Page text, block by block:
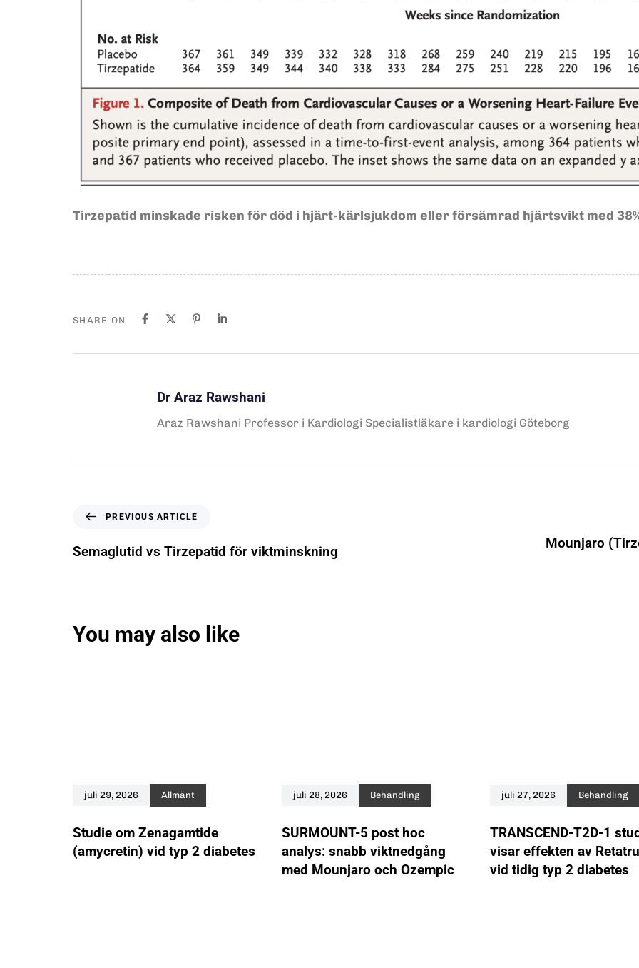
Tirzepatid minskade risken för död i hjärt-kärlsjukdom eller försämrad hjärtsvikt med
SHARE ON
Dr Araz Rawshani
Araz Rawshani Professor i Kardiologi Specialistläkare i kardiologi Göteborg
PREVIOUS ARTICLE
Semaglutid vs Tirzepatid för viktminskning Mounjaro
You may also like
juli 29, 2026 Allmänt
Studie om Zenagamtide
(amycretin) vid typ 2 diabetes
juli 28, 2026 Behandling
SURMOUNT-5 post hoc
analys: snabb viktnedgång
med Mounjaro och Ozempic
juli 27, 2026 Behandling
TRANSCEND-T2D-1
visar effekten av
vid tidig typ 2 diabetes